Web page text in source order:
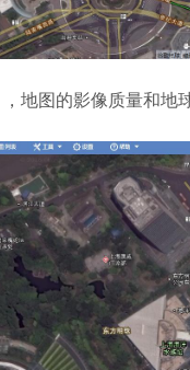
地图的影像质量和地